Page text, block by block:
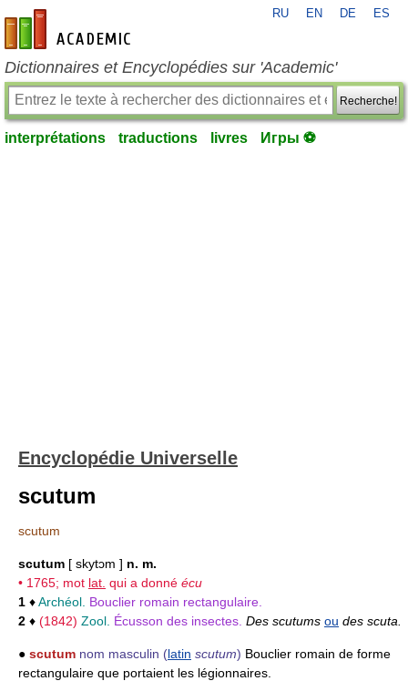
fr-academic.com
RU EN DE ES
Dictionnaires et Encyclopédies sur 'Academic'
Recherche!
interprétations traductions livres Игры ⚽
Encyclopédie Universelle
scutum
scutum
scutum [ skytɔm ] n. m.
• 1765; mot lat. qui a donné écu
1 ♦Archéol. Bouclier romain rectangulaire.
2 ♦ (1842) Zool. Écusson des insectes. Des scutums ou des scuta.
● scutum nom masculin (latin scutum) Bouclier romain de forme
rectangulaire que portaient les légionnaires.